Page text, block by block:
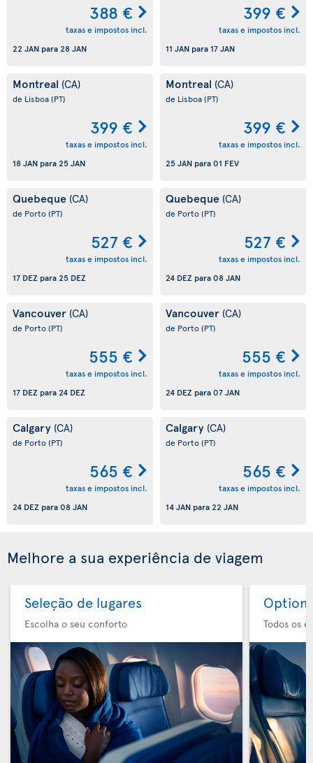
388 €
taxas e impostos incl.
22 JAN para28 JAN
399 €
taxas e impostos incl.
11 JAN para 17 JAN
Montreal (CA)
de Lisboa(PT)
399 €
taxas e impostos incl.
18 JAN para25 JAN
Montreal (CA)
de Lisboa(PT)
399 €
taxas e impostos incl.
25 JAN para01 FEV
Quebeque (CA)
de Porto(PT)
527 €
taxas e impostos incl.
17 DEZ para25 DEZ
Quebeque (CA)
de Porto(PT)
527 €
taxas e impostos incl.
24 DEZ para08 JAN
Vancouver (CA)
de Porto(PT)
555 €
taxas e impostos incl.
17 DEZ para24 DEZ
Vancouver (CA)
de Porto(PT)
555 €
taxas e impostos incl.
24 DEZ para07 JAN
Calgary (CA)
de Porto(PT)
565 €
taxas e impostos incl.
24 DEZ para08 JAN
Calgary (CA)
de Porto(PT)
565 €
taxas e impostos incl.
14 JAN para22 JAN
Melhore a sua experiência de viagem
Seleção de lugares
Escolha o seu conforto
Option
Todos os